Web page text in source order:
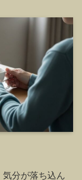
分が落ち込ん